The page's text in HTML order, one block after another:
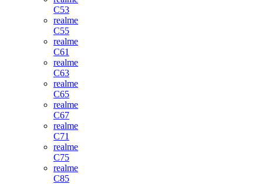
C53
realme
C55
realme
C61
realme
C63
realme
C65
realme
C67
realme
C71
realme
C75
realme
C85